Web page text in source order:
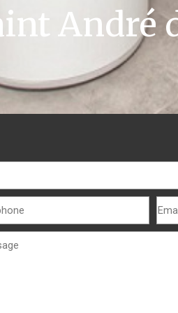
André